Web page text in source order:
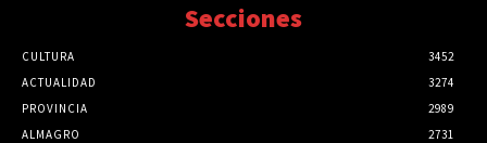
Secciones
CULTURA
3452
ACTUALIDAD
3274
PROVINCIA
2989
ALMAGRO
2731